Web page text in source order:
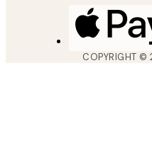
COPYRIGHT ©